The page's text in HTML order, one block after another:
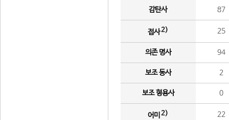
감탄사 87
접사2) 25
의존 명사 94
보조 동사 2
보조 형용사 0
어미 2) 22